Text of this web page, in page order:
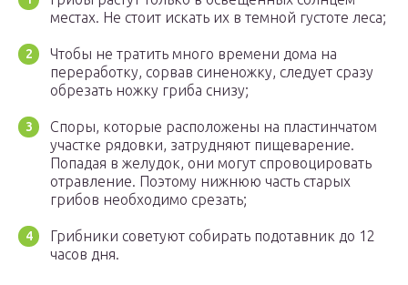
местах. Не стоит искать их в темной густоте леса;
Чтобы не тратить много времени дома на
переработку, сорвав синеножку, следует сразу
обрезать ножку гриба снизу;
Споры, которые расположены на пластинчатом
участке рядовки, затрудняют пищеварение.
Попадая в желудок, они могут спровоцировать
отравление. Поэтому нижнюю часть старых
грибов необходимо срезать;
Грибники советуют собирать подотавник до 12
часов дня.